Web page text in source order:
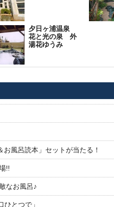
夕日ヶ浦温泉
花と光の泉 外
湯花ゆうみ
風呂読本」セットが当たる！
!!
なお風呂♪
とつで」